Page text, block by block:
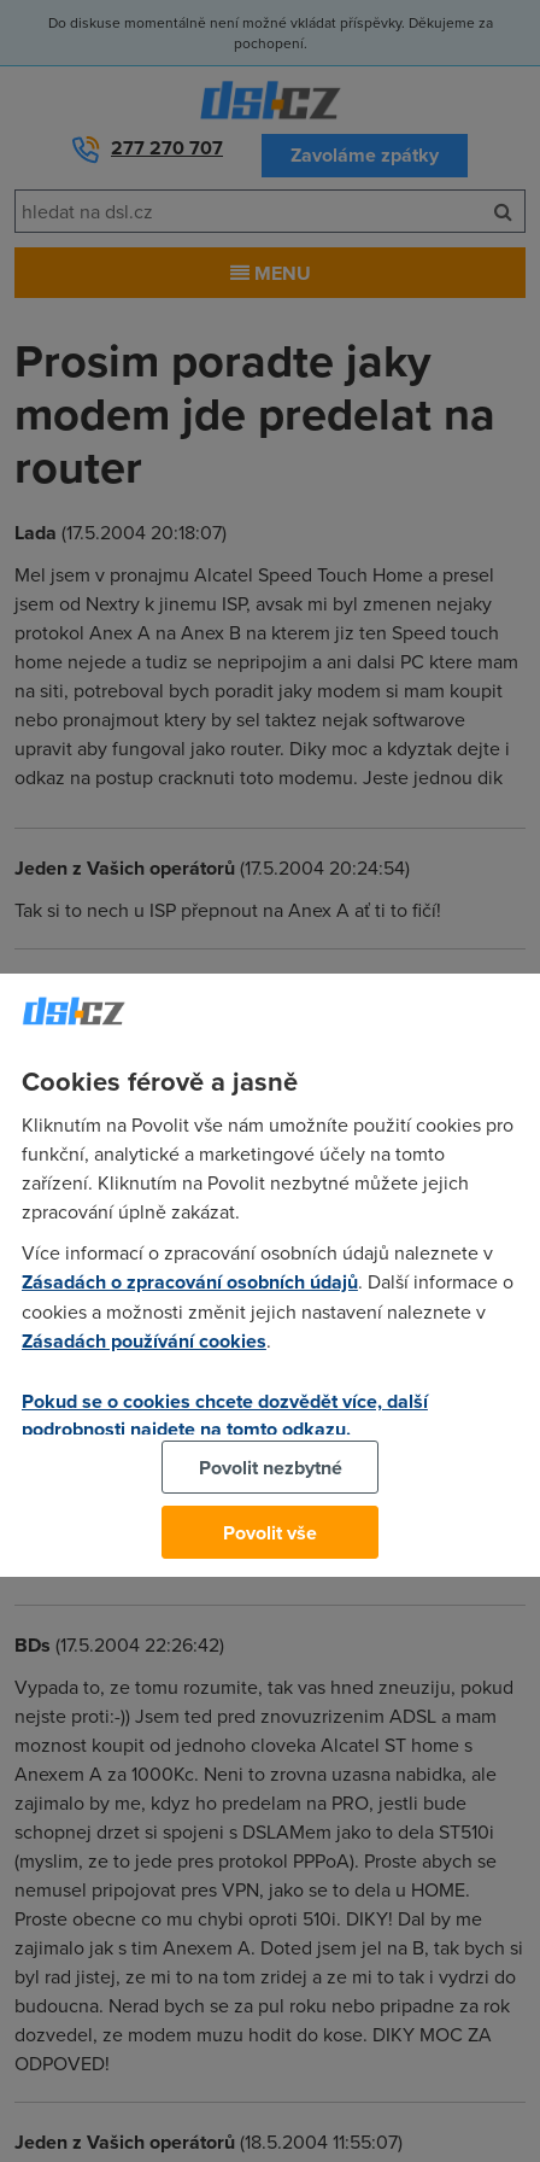
Do diskuse momentálně není možné vkládat příspěvky. Děkujeme za
pochopení.
277 270 707 Zavoláme zpátky
MENU
Prosim poradte jaky
modem jde predelat na
router
Lada (17.5.2004 20:18:07)
Mel jsem v pronajmu Alcatel Speed Touch Home a presel
jsem od Nextry k jinemu ISP, avsak mi byl zmenen nejaky
protokol Anex A na Anex B na kterem jiz ten Speed touch
home nejede a tudiz se nepripojim a ani dalsi PC ktere mam
na siti, potreboval bych poradit jaky modem si mam koupit
nebo pronajmout ktery by sel taktez nejak softwarove
upravit aby fungoval jako router. Diky moc a kdyztak dejte i
odkaz na postup cracknuti toto modemu. Jeste jednou dik
Jeden z Vašich operátorů(17.5.2004 20:24:54)
Tak si to nech u ISP přepnout na Anex A ať ti to fičí!
to mu nepřepnou, vyserou se na něj.
To by mne zajímalo který ISP by to normálnímu zákošovi
nepřepnul..................
Washek(17.5.2004 20:57:18)
Treba GTS - bylo mi to rozmluveno, protoze zmena z B na A
muze trvat az tri tydny a neni zaruka, ze to Ackem pojede i v
budoucnu (pozdeji overeno i na Telecomu, jeste na me
koukali jak na blbce, pry uz zadne linky na Acku nejsou ;))
Jeden z Vašich operátorů(17.5.2004 22:20:18)
Linek na A je mraky. Tři týdny jsem teda neslyšel že by to
trvalo. Že by se modemy po necelém roce provozu
BDs (17.5.2004 22:26:42)
Vypada to, ze tomu rozumite, tak vas hned zneuziju, pokud
nejste proti:-)) Jsem ted pred znovuzrizenim ADSL a mam
moznost koupit od jednoho cloveka Alcatel ST home s
Anexem A za 1000Kc. Neni to zrovna uzasna nabidka, ale
zajimalo by me, kdyz ho predelam na PRO, jestli bude
schopnej drzet si spojeni s DSLAMem jako to dela ST510i
(myslim, ze to jede pres protokol PPPoA). Proste abych se
nemusel pripojovat pres VPN, jako se to dela u HOME.
Proste obecne co mu chybi oproti 510i. DIKY! Dal by me
zajimalo jak s tim Anexem A. Doted jsem jel na B, tak bych si
byl rad jistej, ze mi to na tom zridej a ze mi to tak i vydrzi do
budoucna. Nerad bych se za pul roku nebo pripadne za rok
dozvedel, ze modem muzu hodit do kose. DIKY MOC ZA
ODPOVED!
Jeden z Vašich operátorů(18.5.2004 11:55:07)
Cookies férově a jasně
Kliknutím na Povolit vše nám umožníte použití cookies pro
funkční, analytické a marketingové účely na tomto
zařízení. Kliknutím na Povolit nezbytné můžete jejich
zpracování úplně zakázat.
Více informací o zpracování osobních údajů naleznete v
Zásadách o zpracování osobních údajů. Další informace o
cookies a možnosti změnit jejich nastavení naleznete v
Zásadách používání cookies.
Pokud se o cookies chcete dozvědět více, další
podrobnosti najdete na tomto odkazu.
Povolit nezbytné
Povolit vše